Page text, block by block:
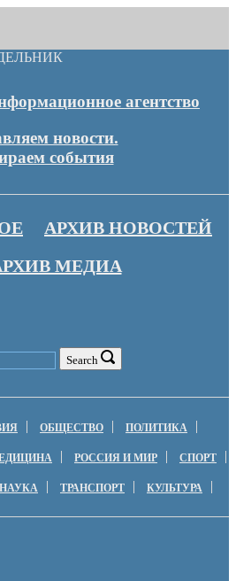
агентство
новости.
события
АРХИВ НОВОСТЕЙ
МЕДИА
Search
ОБЩЕСТВО ПОЛИТИКА
РОССИЯ И МИР СПОРТ
ТРАНСПОРТ КУЛЬТУРА